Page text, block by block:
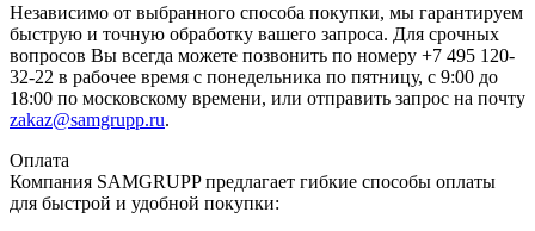
Независимо от выбранного способа покупки, мы гарантируем
быструю и точную обработку вашего запроса. Для срочных
вопросов Вы всегда можете позвонить по номеру +7 495 120-
32-22 в рабочее время с понедельника по пятницу, с 9:00 до
18:00 по московскому времени, или отправить запрос на почту
zakaz@samgrupp.ru.
Оплата
Компания SAMGRUPP предлагает гибкие способы оплаты
для быстрой и удобной покупки: